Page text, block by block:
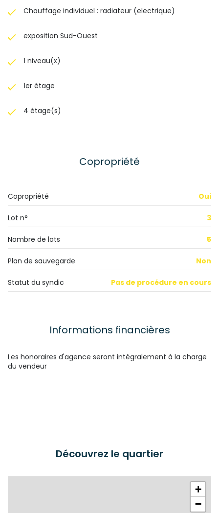
Chauffage individuel : radiateur (electrique)
exposition Sud-Ouest
1 niveau(x)
1er étage
4 étage(s)
Copropriété
Copropriété Oui
Lot n° 3
Nombre de lots 5
Plan de sauvegarde Non
Statut du syndic Pas de procédure en cours
Informations financières
Les honoraires d'agence seront intégralement à la charge
du vendeur
Découvrez le quartier
+
−